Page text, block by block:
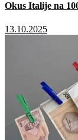
Okus Italije na
13.10.2025